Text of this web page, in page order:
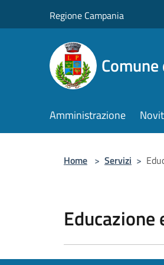
Regione Campania
Amministrazione
Home > Servizi >